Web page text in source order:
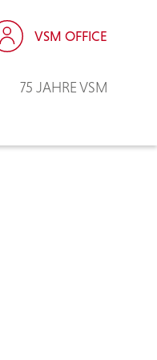
75 JAHRE VSM
VSM OFFICE